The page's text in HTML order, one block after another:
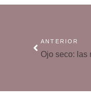
ANTERIOR